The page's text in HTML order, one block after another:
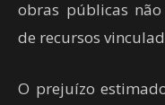
obras públicas
de recursos
O prejuízo